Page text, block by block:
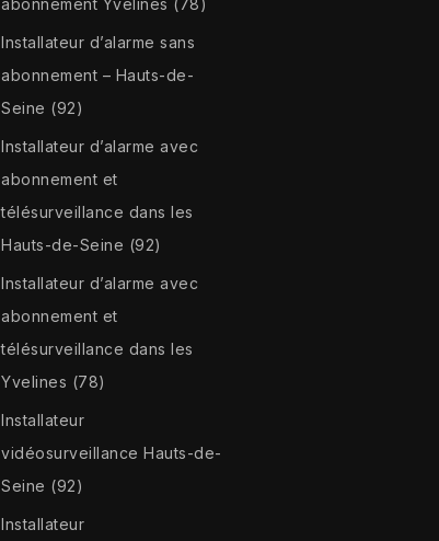
Installateur d’alarme sans
abonnement – Hauts-de-
Seine (92)
Installateur d’alarme avec
abonnement et
télésurveillance dans les
Hauts-de-Seine (92)
Installateur d’alarme avec
abonnement et
télésurveillance dans les
Yvelines (78)
Installateur
vidéosurveillance Hauts-de-
Seine (92)
Installateur